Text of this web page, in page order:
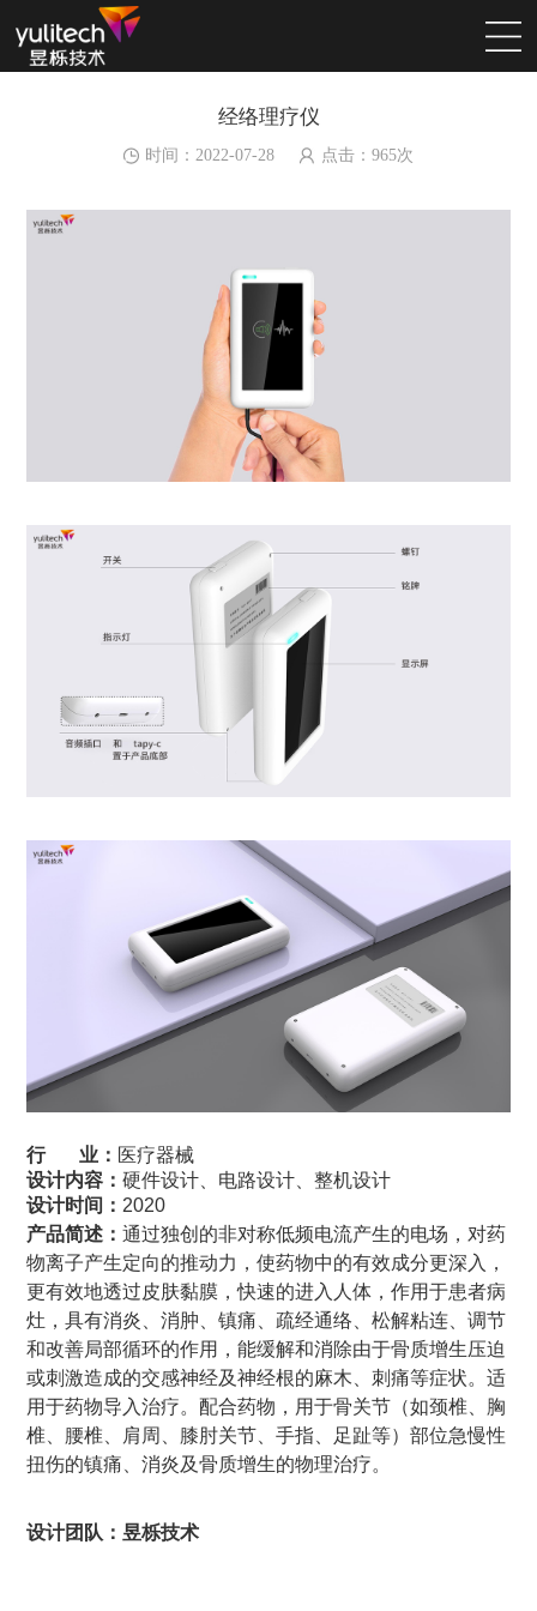
经络理疗仪
时间：2022-07-28 点击： 965次
行 业： 医疗器械
设计内容：硬件设计、电路设计、整机设计
设计时间： 2020
产品简述：通过独创的非对称低频电流产生的电场，对药
物离子产生定向的推动力，使药物中的有效成分更深入，
更有效地透过皮肤黏膜，快速的进入人体，作用于患者病
灶，具有消炎、消肿、镇痛、疏经通络、松解粘连、调节
和改善局部循环的作用，能缓解和消除由于骨质增生压迫
或刺激造成的交感神经及神经根的麻木、刺痛等症状。适
用于药物导入治疗。配合药物，用于骨关节（如颈椎、胸
椎、腰椎、肩周、膝肘关节、手指、足趾等）部位急慢性
扭伤的镇痛、消炎及骨质增生的物理治疗。
设计团队：昱栎技术